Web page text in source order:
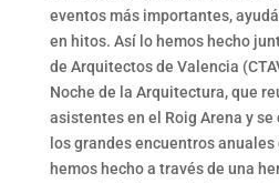
eventos más importantes,
en hitos. Así lo hemos hecho
de Arquitectos de Valencia
Noche de la Arquitectura, que
asistentes en el Roig Arena y
los grandes encuentros
hemos hecho a través de una